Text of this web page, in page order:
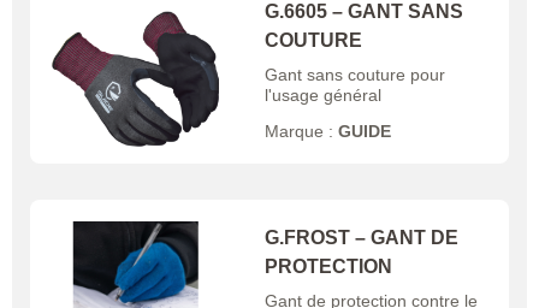
G.6605 – GANT SANS
COUTURE
Gant sans couture pour
l'usage général
Marque :GUIDE
G.FROST – GANT DE
PROTECTION
Gant de protection contre le